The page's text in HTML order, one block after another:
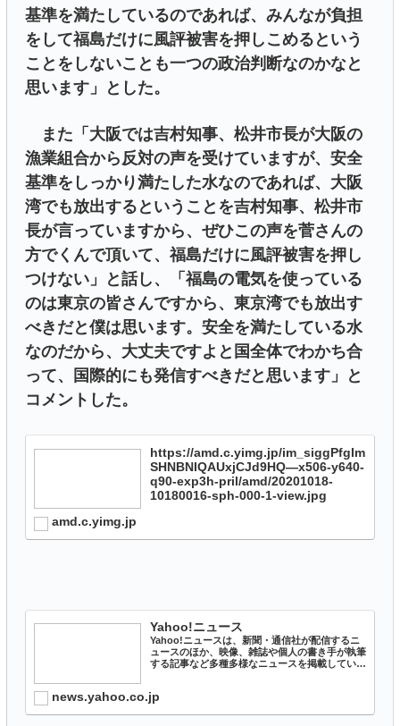
基準を満たしているのであれば、みんなが負担
をして福島だけに風評被害を押しこめるという
ことをしないことも一つの政治判断なのかなと
思います」とした。
また「大阪では吉村知事、松井市長が大阪の
漁業組合から反対の声を受けていますが、安全
基準をしっかり満たした水なのであれば、大阪
湾でも放出するということを吉村知事、松井市
長が言っていますから、ぜひこの声を菅さんの
方でくんで頂いて、福島だけに風評被害を押し
つけない」と話し、「福島の電気を使っている
のは東京の皆さんですから、東京湾でも放出す
べきだと僕は思います。安全を満たしている水
なのだから、大丈夫ですよと国全体でわかち合
って、国際的にも発信すべきだと思います」と
コメントした。
https://amd.c.yimg.jp/im_siggPfgIm
SHNBNIQAUxjCJd9HQ—x506-y640-
q90-exp3h-pril/amd/20201018-
10180016-sph-000-1-view.jpg
amd.c.yimg.jp
Yahoo!ニュース
Yahoo!ニュースは、新聞・通信社が配信するニ
ュースのほか、映像、雑誌や個人の書き手が執筆
する記事など多種多様なニュースを掲載していま
news.yahoo.co.jp